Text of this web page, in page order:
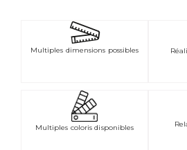
Multiples dimensions possibles
Multiples coloris disponibles